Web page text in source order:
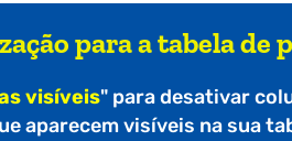
para a tabela de
visíveis" para desativar
aparecem visíveis na sua